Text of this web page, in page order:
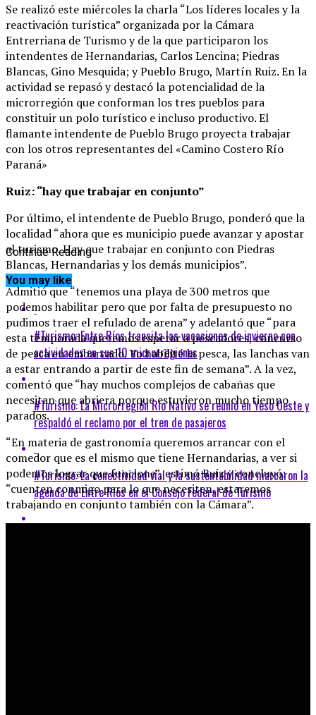
Se realizó este miércoles la charla “Los líderes locales y la
reactivación turística” organizada por la Cámara
Entrerriana de Turismo y de la que participaron los
intendentes de Hernandarias, Carlos Lencina; Piedras
Blancas, Gino Mesquida; y Pueblo Brugo, Martín Ruiz. En la
actividad se repasó y destacó la potencialidad de la
microrregión que conforman los tres pueblos para
constituir un polo turístico e incluso productivo. El
flamante intendente de Pueblo Brugo proyecta trabajar
con los otros representantes del «Camino Costero Río
Paraná»
Ruiz: “hay que trabajar en conjunto”
Por último, el intendente de Pueblo Brugo, ponderó que la
localidad “ahora que es municipio puede avanzar y apostar
al turismo. Hay que trabajar en conjunto con Piedras
Blancas, Hernandarias y los demás municipios”.
Admitió que “tenemos una playa de 300 metros que
podemos habilitar pero que por falta de presupuesto no
pudimos traer el refulado de arena” y adelantó que “para
esta temporada queremos esperar a pescadores, concurso
de pesca en embarcado. Yo habilité la pesca, las lanchas van
a estar entrando a partir de este fin de semana”. A la vez,
comentó que “hay muchos complejos de cabañas que
necesitan que abriera porque estuvieron mucho tiempo
parados.
“En materia de gastronomía queremos arrancar con el
comedor que es el mismo que tiene Hernandarias, a ver si
podemos lograr que funcione”, estimó Ruiz y concluyó:
“cuenten conmigo para lo que necesiten, estaremos
trabajando en conjunto también con la Cámara”.
Continue Reading
You may like
#Turismo: Entre Ríos transita las vacaciones de invierno con
actividades en sus 10 microrregiones
#Turismo: La Microrregión Río Nativo se reunió en Yeso Oeste y
respaldó el reclamo por el tren de pasajeros
#Turismo: La conectividad vial y la sustentabilidad marcaron la
agenda de Entre Ríos en el Consejo Federal de Turismo